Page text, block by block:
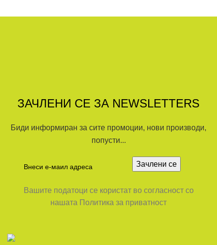
ЗАЧЛЕНИ СЕ ЗА NEWSLETTERS
Биди информиран за сите промоции, нови производи,
попусти...
Вашите податоци се користат во согласност со
нашата Политика за приватност